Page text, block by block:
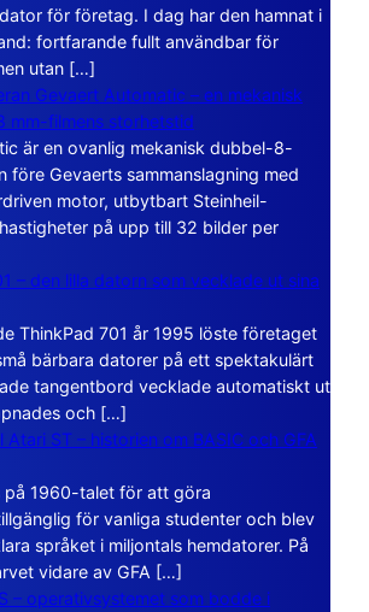
för företag. I dag har den hamnat i
fortfarande fullt användbar för
utan […]
Gevaert Automatic – en mekanisk
mm-filmens storhetstid
är en ovanlig mekanisk dubbel-8-
före Gevaerts sammanslagning med
motor, utbytbart Steinheil-
på upp till 32 bilder per
– den lilla datorn som vecklade ut sina
ThinkPad 701 år 1995 löste företaget
bärbara datorer på ett spektakulärt
tangentbord vecklade automatiskt ut
och […]
ST – historien om BASIC och GFA
på 1960-talet för att göra
för vanliga studenter och blev
språket i miljontals hemdatorer. På
vidare av GFA […]
– operativsystemet som bodde i